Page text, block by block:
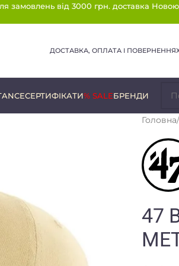
замовлень від 3000 грн. доставка
ДОСТАВКА, ОПЛАТА І ПОВЕРНЕННЯ
СЕРТИФІКАТИ% SALEБРЕНДИ
Головна/
47